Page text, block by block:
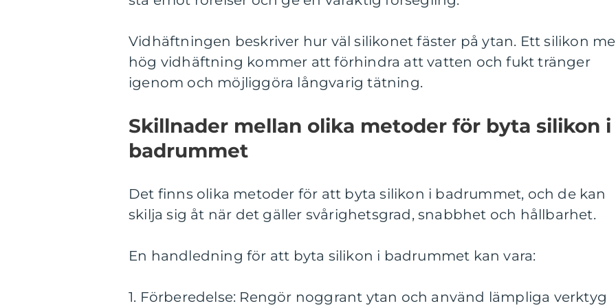
Vidhäftningen beskriver hur väl silikonet fäster på ytan. Ett silikon
hög vidhäftning kommer att förhindra att vatten och fukt tränger
igenom och möjliggöra långvarig tätning.
Skillnader mellan olika metoder för byta silikon i
badrummet
Det finns olika metoder för att byta silikon i badrummet, och de kan
skilja sig åt när det gäller svårighetsgrad, snabbhet och hållbarhet.
En handledning för att byta silikon i badrummet kan vara:
1. Förberedelse: Rengör noggrant ytan och använd lämpliga verktyg